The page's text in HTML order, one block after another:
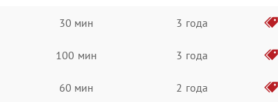
30 мин 3 года
100 мин 3 года
60 мин 2 года